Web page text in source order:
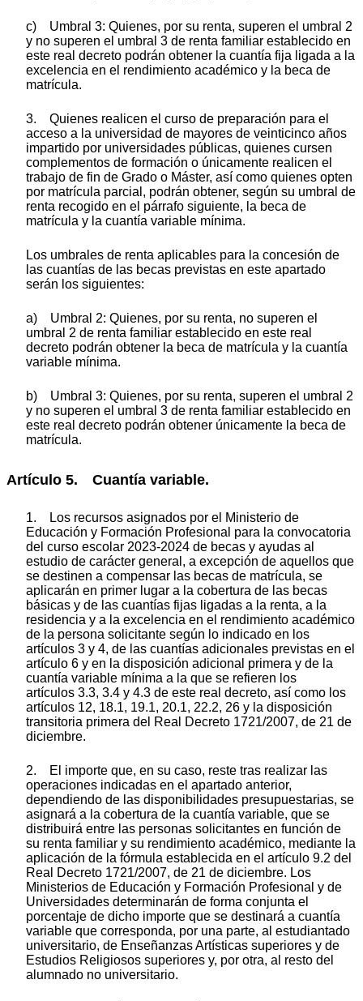
c) Umbral 3: Quienes, por su renta, superen el umbral 2
y no superen el umbral 3 de renta familiar establecido en
este real decreto podrán obtener la cuantía fija ligada a la
excelencia en el rendimiento académico y la beca de
matrícula.
3. Quienes realicen el curso de preparación para el
acceso a la universidad de mayores de veinticinco años
impartido por universidades públicas, quienes cursen
complementos de formación o únicamente realicen el
trabajo de fin de Grado o Máster, así como quienes opten
por matrícula parcial, podrán obtener, según su umbral de
renta recogido en el párrafo siguiente, la beca de
matrícula y la cuantía variable mínima.
Los umbrales de renta aplicables para la concesión de
las cuantías de las becas previstas en este apartado
serán los siguientes:
a) Umbral 2: Quienes, por su renta, no superen el
umbral 2 de renta familiar establecido en este real
decreto podrán obtener la beca de matrícula y la cuantía
variable mínima.
b) Umbral 3: Quienes, por su renta, superen el umbral 2
y no superen el umbral 3 de renta familiar establecido en
este real decreto podrán obtener únicamente la beca de
matrícula.
Artículo 5. Cuantía variable.
1. Los recursos asignados por el Ministerio de
Educación y Formación Profesional para la convocatoria
del curso escolar 2023-2024 de becas y ayudas al
estudio de carácter general, a excepción de aquellos que
se destinen a compensar las becas de matrícula, se
aplicarán en primer lugar a la cobertura de las becas
básicas y de las cuantías fijas ligadas a la renta, a la
residencia y a la excelencia en el rendimiento académico
de la persona solicitante según lo indicado en los
artículos 3 y 4, de las cuantías adicionales previstas en el
artículo 6 y en la disposición adicional primera y de la
cuantía variable mínima a la que se refieren los
artículos 3.3, 3.4 y 4.3 de este real decreto, así como los
artículos 12, 18.1, 19.1, 20.1, 22.2, 26 y la disposición
transitoria primera del Real Decreto 1721/2007, de 21 de
diciembre.
2. El importe que, en su caso, reste tras realizar las
operaciones indicadas en el apartado anterior,
dependiendo de las disponibilidades presupuestarias, se
asignará a la cobertura de la cuantía variable, que se
distribuirá entre las personas solicitantes en función de
su renta familiar y su rendimiento académico, mediante la
aplicación de la fórmula establecida en el artículo 9.2 del
Real Decreto 1721/2007, de 21 de diciembre. Los
Ministerios de Educación y Formación Profesional y de
Universidades determinarán de forma conjunta el
porcentaje de dicho importe que se destinará a cuantía
variable que corresponda, por una parte, al estudiantado
universitario, de Enseñanzas Artísticas superiores y de
Estudios Religiosos superiores y, por otra, al resto del
alumnado no universitario.